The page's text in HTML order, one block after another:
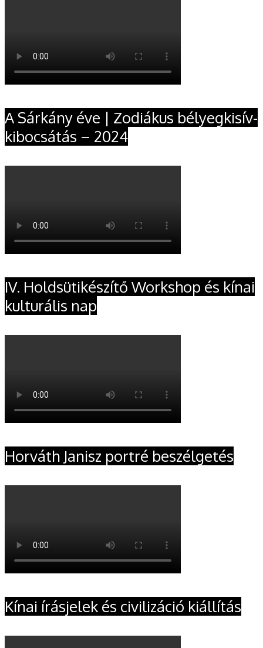
A Sárkány éve | Zodiákus bélyegkisív-
kibocsátás – 2024
IV. Holdsütikészítő Workshop és kínai
kulturális nap
Horváth Janisz portré beszélgetés
Kínai írásjelek és civilizáció kiállítás